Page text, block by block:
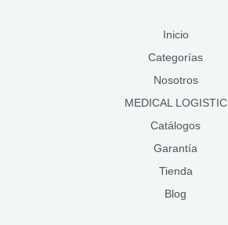
Inicio
Categorías
Nosotros
MEDICAL LOGISTIC
Catálogos
Garantía
Tienda
Blog